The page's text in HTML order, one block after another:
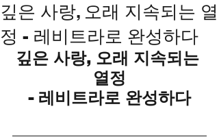
깊은 사랑, 오래 지속되는 열
정 - 레비트라로 완성하다
깊은 사랑, 오래 지속되는
열정
- 레비트라로 완성하다